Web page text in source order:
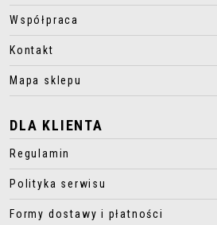
Współpraca
Kontakt
Mapa sklepu
DLA KLIENTA
Regulamin
Polityka serwisu
Formy dostawy i płatności